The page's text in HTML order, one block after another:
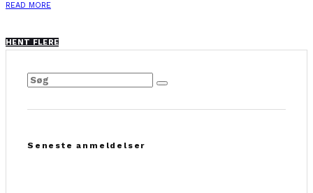
READ MORE
HENT FLERE
Seneste anmeldelser